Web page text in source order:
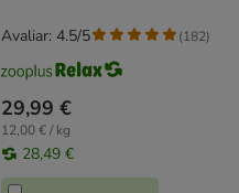
29,99 €
12,00 € / kg
28,49 €
Avaliar: 4.5/5 (182)